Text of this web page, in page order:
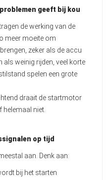
geeft bij kou
de werking van de
meer moeite om
zeker als de accu
weinig rijden, veel korte
spelen een grote
draait de startmotor
helemaal niet.
op tijd
aan. Denk aan:
bij het starten